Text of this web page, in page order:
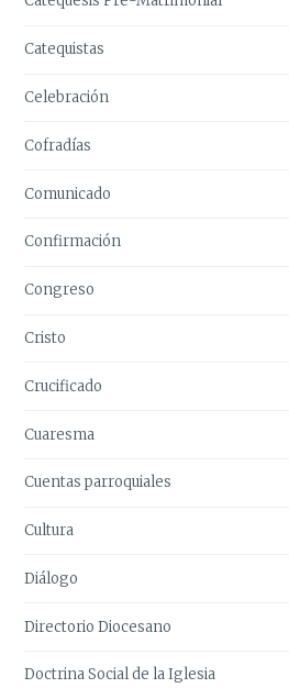
Catequistas
Celebración
Cofradías
Comunicado
Confirmación
Congreso
Cristo
Crucificado
Cuaresma
Cuentas parroquiales
Cultura
Diálogo
Directorio Diocesano
Doctrina Social de la Iglesia